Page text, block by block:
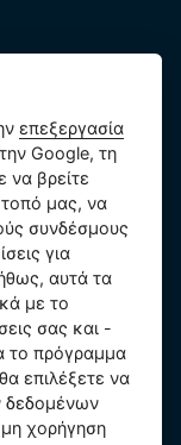
δεδομένων
επεξεργασία
Google, τη
να βρείτε
μας, να
συνδέσμους
για
αυτά τα
με το
σας και -
το πρόγραμμα
επιλέξετε να
δεδομένων
χορήγηση